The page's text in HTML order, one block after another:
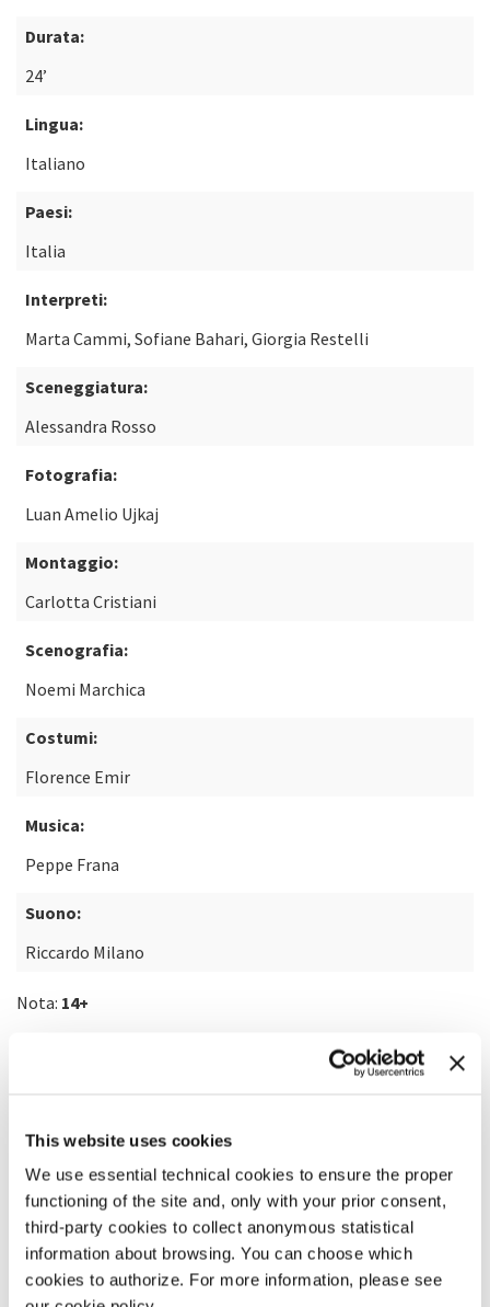
This website uses cookies
We use essential technical cookies to ensure the proper
functioning of the site and, only with your prior consent,
third-party cookies to collect anonymous statistical
information about browsing. You can choose which
cookies to authorize. For more information, please see
Durata:
24’
Lingua:
Italiano
Paesi:
Italia
Interpreti:
Marta Cammi, Sofiane Bahari, Giorgia Restelli
Sceneggiatura:
Alessandra Rosso
Fotografia:
Luan Amelio Ujkaj
Montaggio:
Carlotta Cristiani
Scenografia:
Noemi Marchica
Costumi:
Florence Emir
Musica:
Peppe Frana
Suono:
Riccardo Milano
Nota: 14+